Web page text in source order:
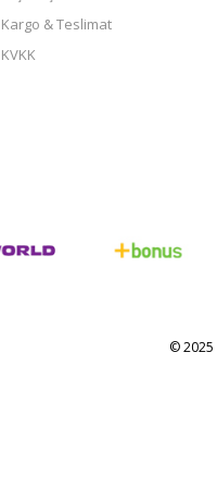
Kargo & Teslimat
KVKK
© 2025